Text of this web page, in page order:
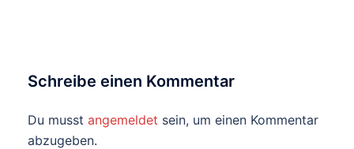
Schreibe einen Kommentar
Du musst angemeldet sein, um einen Kommentar
abzugeben.